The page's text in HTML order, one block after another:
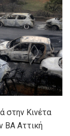
στην Κινέτα
ΒΑ Αττική